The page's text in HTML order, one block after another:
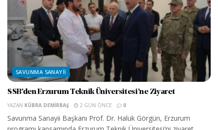
SAVUNMA SANAYII
SSB’den Erzurum Teknik Üniversitesi’ne Ziyaret
YAZAN KÜBRA DEMIRBAŞ 2 GÜN ÖNCE 0
Savunma Sanayii Başkanı Prof. Dr. Haluk Görgün, Erzurum